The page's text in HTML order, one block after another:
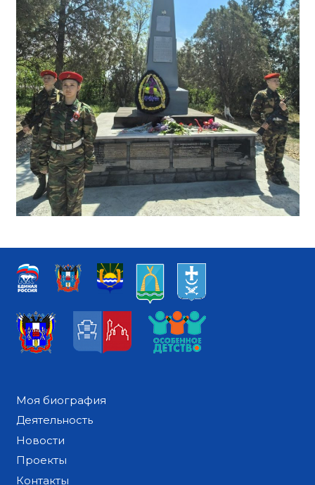
Моя биография
Деятельность
Новости
Проекты
Контакты